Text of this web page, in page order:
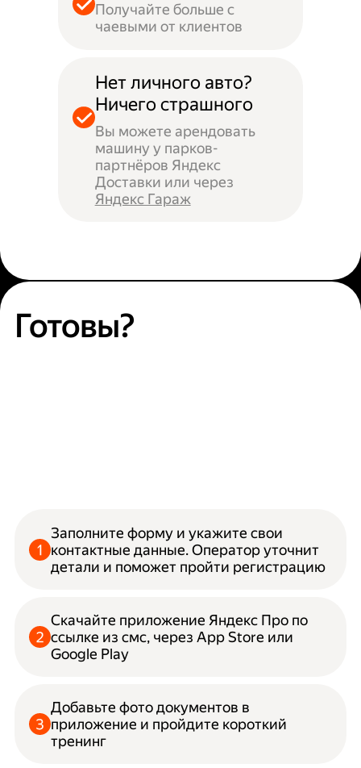
Получайте больше с
чаевыми от клиентов
Нет личного авто?
Ничего страшного
Вы можете арендовать
машину у парков-
партнёров Яндекс
Доставки или через
Яндекс Гараж
Готовы?
Заполните форму и укажите свои
контактные данные. Оператор уточнит
детали и поможет пройти регистрацию
Скачайте приложение Яндекс Про по
ссылке из смс, через App Store или
Google Play
Добавьте фото документов в
приложение и пройдите короткий
тренинг